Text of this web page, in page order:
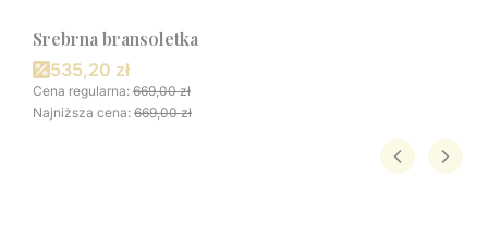
Srebrna bransoletka
Cena promocyjna
535,20 zł
Cena regularna: 669,00 zł
Najniższa cena: 669,00 zł